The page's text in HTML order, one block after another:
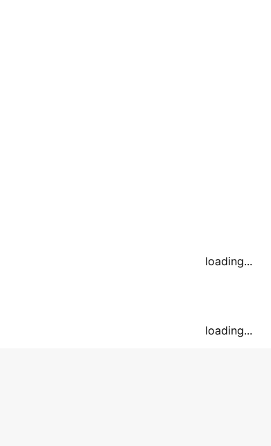
loading...
loading...